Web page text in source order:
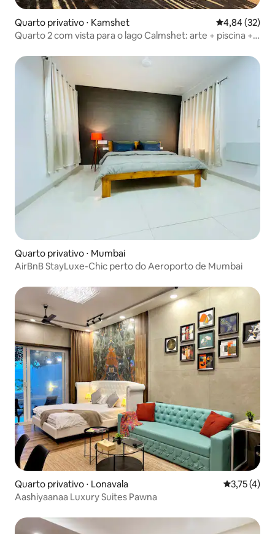
Quarto privativo ⋅ Kamshet 4,84 de uma
4,84 (32)
Quarto 2 com vista para o lago Calmshet: arte + piscina + 3
Quarto privativo ⋅ Mumbai
AirBnB StayLuxe-Chic perto do Aeroporto de Mumbai
Quarto privativo ⋅ Lonavala 3,75 de
3,75 (4)
Aashiyaanaa Luxury Suites Pawna